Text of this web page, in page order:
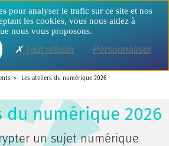
les ateliers du numérique 2026
du numérique 2026
un sujet numérique
cookies
pour analyser le trafic sur ce site et nos
les cookies, vous nous aidez à
nous vous proposons.
Tout refuser Personnaliser